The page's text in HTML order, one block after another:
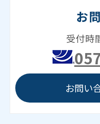
お
受付時
お問い